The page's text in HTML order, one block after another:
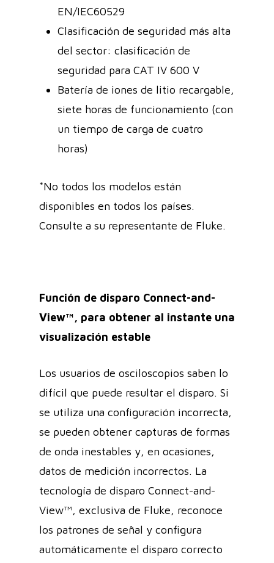
EN/IEC60529
Clasificación de seguridad más alta
del sector: clasificación de
seguridad para CAT IV 600 V
Batería de iones de litio recargable,
siete horas de funcionamiento (con
un tiempo de carga de cuatro
horas)
*No todos los modelos están
disponibles en todos los países.
Consulte a su representante de Fluke.
Función de disparo Connect-and-
View™, para obtener al instante una
visualización estable
Los usuarios de osciloscopios saben lo
difícil que puede resultar el disparo. Si
se utiliza una configuración incorrecta,
se pueden obtener capturas de formas
de onda inestables y, en ocasiones,
datos de medición incorrectos. La
tecnología de disparo Connect-and-
View™, exclusiva de Fluke, reconoce
los patrones de señal y configura
automáticamente el disparo correcto